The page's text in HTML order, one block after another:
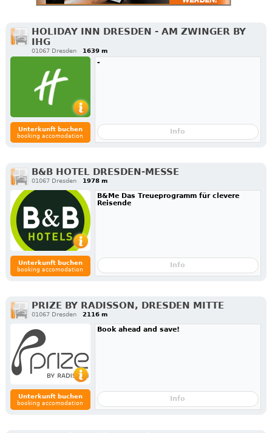
HOLIDAY INN DRESDEN - AM ZWINGER BY
IHG
01067 Dresden 1639 m
Unterkunft buchen
booking accomodation
-
Info
B&B HOTEL DRESDEN-MESSE
01067 Dresden 1978 m
Unterkunft buchen
booking accomodation
B&Me Das Treueprogramm für clevere
Reisende
Info
PRIZE BY RADISSON, DRESDEN MITTE
01067 Dresden 2116 m
Unterkunft buchen
booking accomodation
Book ahead and save!
Info